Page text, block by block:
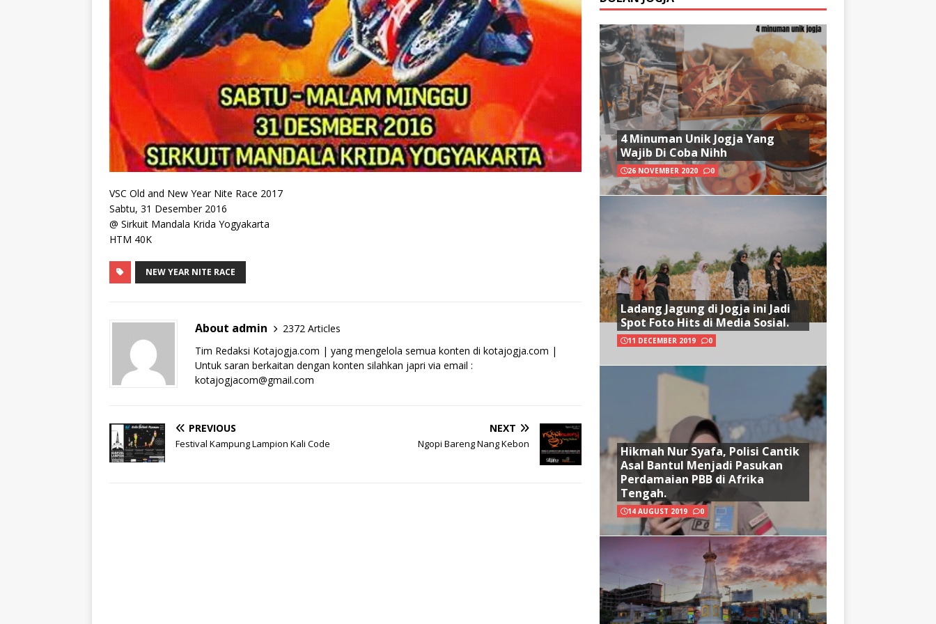
VSC Old and New Year Nite Race 2017
Sabtu, 31 Desember 2016
@ Sirkuit Mandala Krida Yogyakarta
HTM 40K
NEW YEAR NITE RACE
About admin
2372 Articles
Tim Redaksi Kotajogja.com | yang mengelola semua konten di kotajogja.com |
Untuk saran berkaitan dengan konten silahkan japri via email :
kotajogjacom@gmail.com
PREVIOUS
Festival Kampung Lampion Kali Code
NEXT
Ngopi Bareng Nang Kebon
4 Minuman Unik Jogja Yang
Wajib Di Coba Nihh
26 NOVEMBER 2020 0
Ladang Jagung di Jogja ini Jadi
Spot Foto Hits di Media Sosial.
11 DECEMBER 2019 0
Hikmah Nur Syafa, Polisi Cantik
Asal Bantul Menjadi Pasukan
Perdamaian PBB di Afrika
Tengah.
14 AUGUST 2019 0